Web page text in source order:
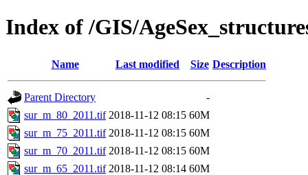
Index of /GIS/
Name Last modified Size Description
Parent Directory
-
sur_m_80_2011.tif 2018-11-12 08:15 60M
sur_m_75_2011.tif 2018-11-12 08:15 60M
sur_m_70_2011.tif 2018-11-12 08:15 60M
sur_m_65_2011.tif 2018-11-12 08:14 60M